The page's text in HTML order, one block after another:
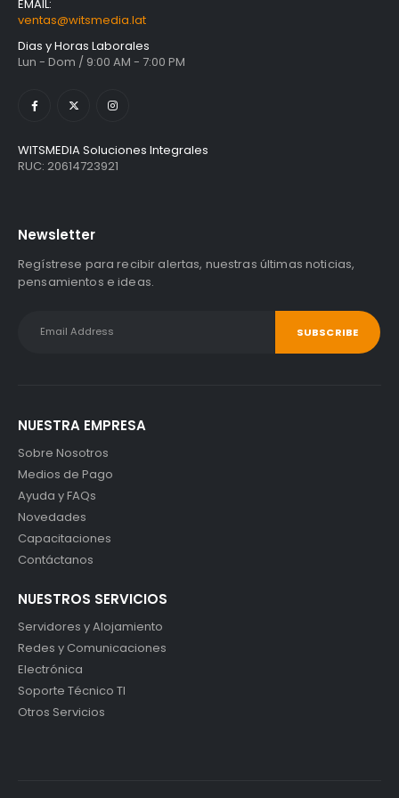
EMAIL:
ventas@witsmedia.lat
Dias y Horas Laborales
Lun - Dom / 9:00 AM - 7:00 PM
WITSMEDIA Soluciones Integrales
RUC: 20614723921
Newsletter
Regístrese para recibir alertas, nuestras últimas noticias,
pensamientos e ideas.
NUESTRA EMPRESA
Sobre Nosotros
Medios de Pago
Ayuda y FAQs
Novedades
Capacitaciones
Contáctanos
NUESTROS SERVICIOS
Servidores y Alojamiento
Redes y Comunicaciones
Electrónica
Soporte Técnico TI
Otros Servicios